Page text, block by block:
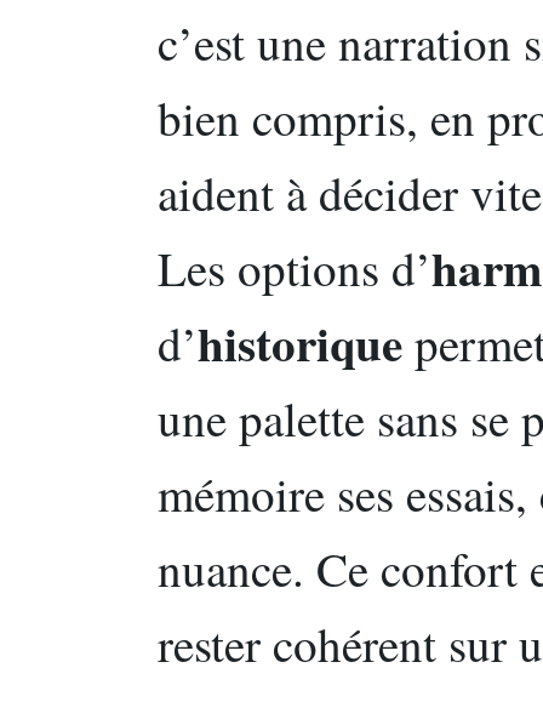
c’est une narration
bien compris, en
aident à décider
Les options d’
d’historique
une palette sans se
mémoire ses
nuance. Ce confort
rester cohérent sur